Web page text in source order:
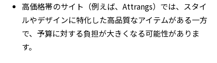
高価格帯のサイト（例えば、Attrangs）では、スタイ
ルやデザインに特化した高品質なアイテムがある一方
で、予算に対する負担が大きくなる可能性がありま
す。